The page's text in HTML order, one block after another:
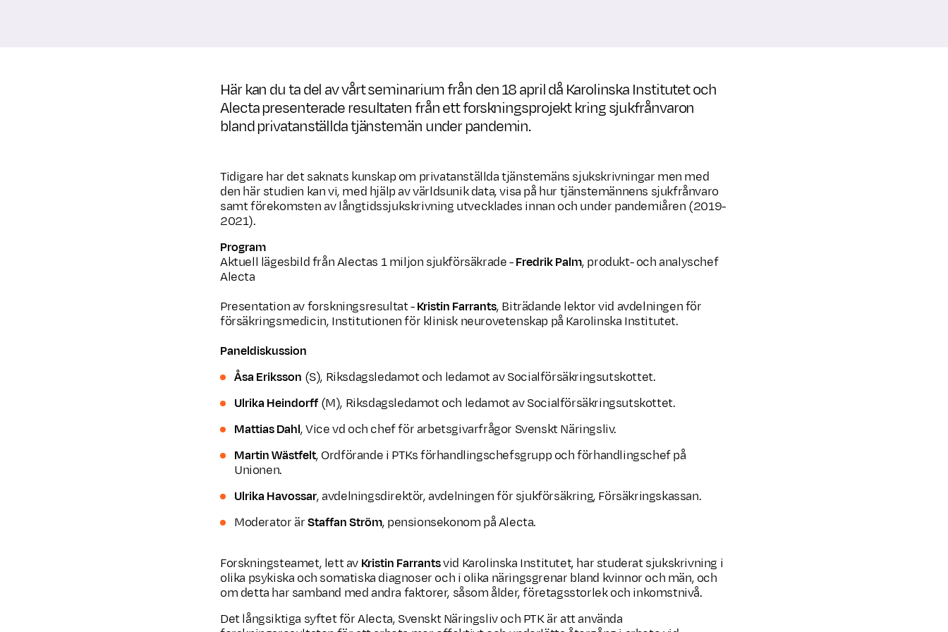
Här kan du ta del av vårt seminarium från den 18 april då Karolinska Institutet och
Alecta presenterade resultaten från ett forskningsprojekt kring sjukfrånvaron
bland privatanställda tjänstemän under pandemin.
Tidigare har det saknats kunskap om privatanställda tjänstemäns sjukskrivningar men med
den här studien kan vi, med hjälp av världsunik data, visa på hur tjänstemännens sjukfrånvaro
samt förekomsten av långtidssjukskrivning utvecklades innan och under pandemiåren (2019-
2021).
Program
Aktuell lägesbild från Alectas 1 miljon sjukförsäkrade -Fredrik Palm, produkt- och analyschef
Alecta
Presentation av forskningsresultat -Kristin Farrants, Biträdande lektor vid avdelningen för
försäkringsmedicin, Institutionen för klinisk neurovetenskap på Karolinska Institutet.
Paneldiskussion
Åsa Eriksson (S), Riksdagsledamot och ledamot av Socialförsäkringsutskottet.
Ulrika Heindorff (M), Riksdagsledamot och ledamot av Socialförsäkringsutskottet.
Mattias Dahl, Vice vd och chef för arbetsgivarfrågor Svenskt Näringsliv.
Martin Wästfelt, Ordförande i PTKs förhandlingschefsgrupp och förhandlingschef på
Unionen.
Ulrika Havossar, avdelningsdirektör, avdelningen för sjukförsäkring, Försäkringskassan.
Moderator ärStaffan Ström, pensionsekonom på Alecta.
Forskningsteamet, lett av Kristin Farrantsvid Karolinska Institutet, har studerat sjukskrivning i
olika psykiska och somatiska diagnoser och i olika näringsgrenar bland kvinnor och män, och
om detta har samband med andra faktorer, såsom ålder, företagsstorlek och inkomstnivå.
Det långsiktiga syftet för Alecta, Svenskt Näringsliv och PTK är att använda